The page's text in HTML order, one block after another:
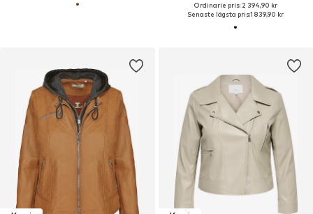
Ordinarie pris: 2 394,90 kr
Senaste lägsta pris:1 839,90 kr